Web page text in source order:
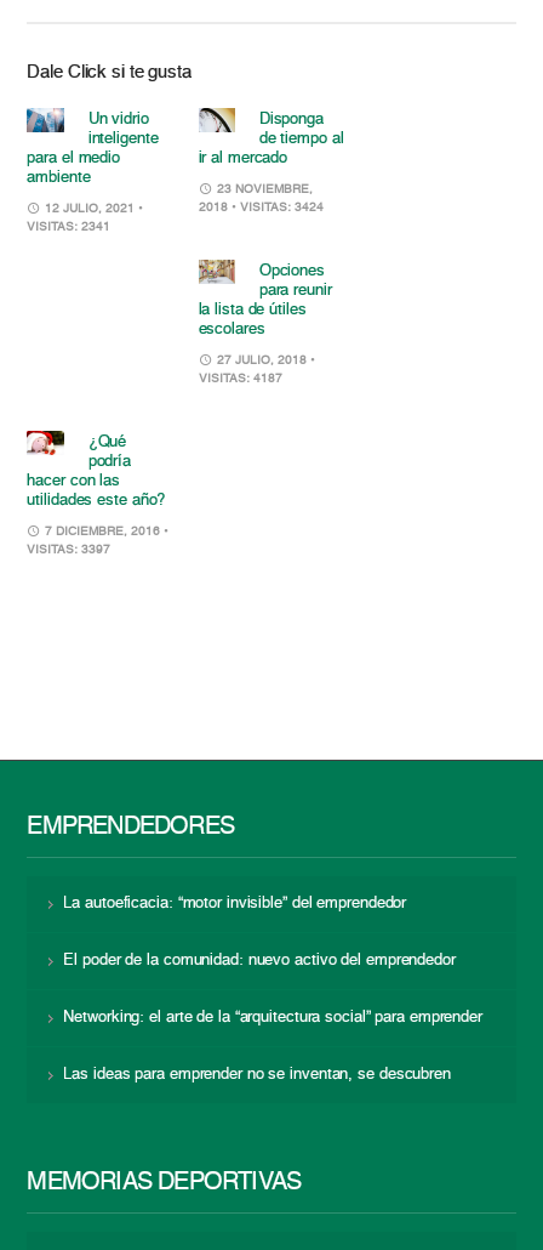
Dale Click si te gusta
Un vidrio
inteligente
para el medio
ambiente
12 JULIO, 2021 •
VISITAS: 2341
Disponga
de tiempo al
ir al mercado
23 NOVIEMBRE,
2018 • VISITAS: 3424
Opciones
para reunir
la lista de útiles
escolares
27 JULIO, 2018 •
VISITAS: 4187
¿Qué
podría
hacer con las
utilidades este año?
7 DICIEMBRE, 2016 •
VISITAS: 3397
EMPRENDEDORES
La autoeficacia: “motor invisible” del emprendedor
El poder de la comunidad: nuevo activo del emprendedor
Networking: el arte de la “arquitectura social” para emprender
Las ideas para emprender no se inventan, se descubren
MEMORIAS DEPORTIVAS